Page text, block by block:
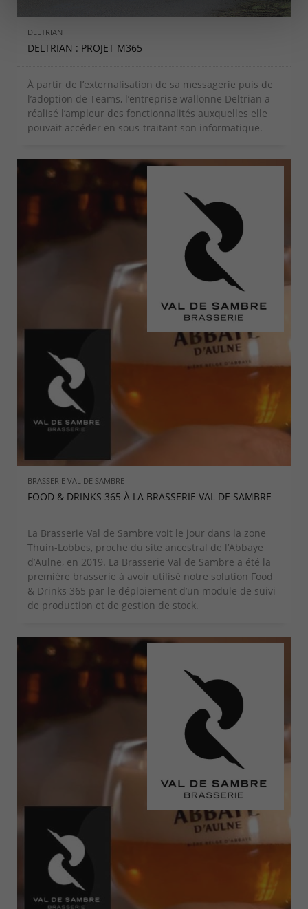
DELTRIAN
DELTRIAN : PROJET M365
À partir de l’externalisation de sa messagerie puis de
l’adoption de Teams, l’entreprise wallonne Deltrian a
réalisé l’ampleur des fonctionnalités auxquelles elle
pouvait accéder en sous-traitant son informatique.
BRASSERIE VAL DE SAMBRE
FOOD & DRINKS 365 À LA BRASSERIE VAL DE SAMBRE
La Brasserie Val de Sambre voit le jour dans la zone
Thuin-Lobbes, proche du site ancestral de l’Abbaye
d’Aulne, en 2019. La Brasserie Val de Sambre a été la
première brasserie à avoir utilisé notre solution Food
& Drinks 365 par le déploiement d’un module de suivi
de production et de gestion de stock.